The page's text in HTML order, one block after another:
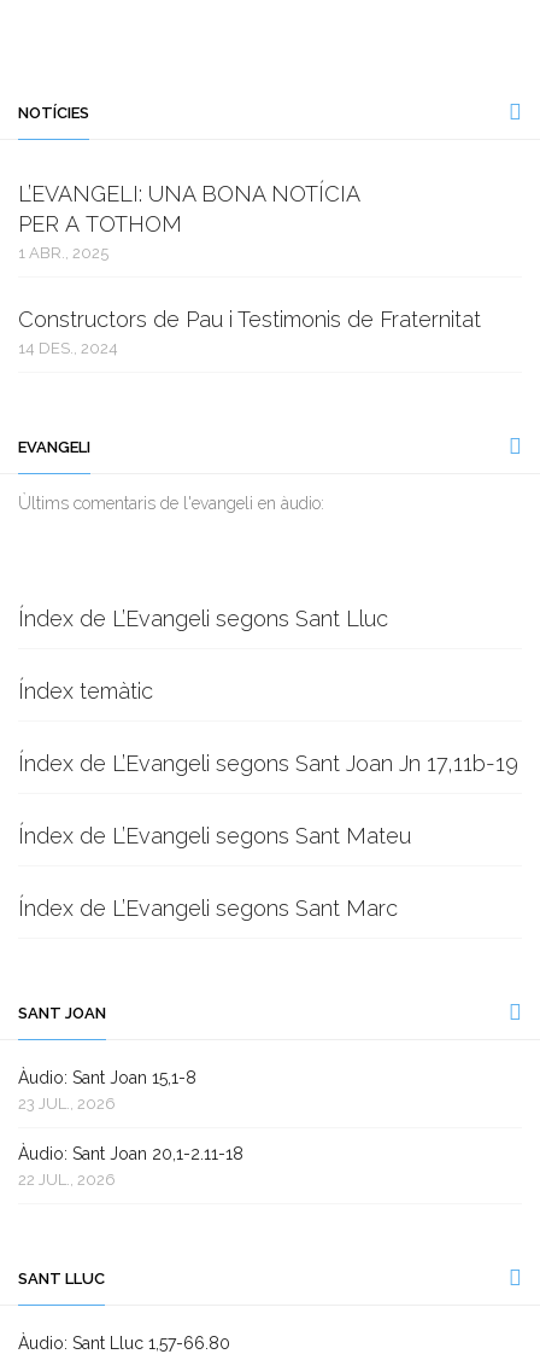
NOTÍCIES
L’EVANGELI: UNA BONA NOTÍCIA
PER A TOTHOM
1 ABR., 2025
Constructors de Pau i Testimonis de Fraternitat
14 DES., 2024
EVANGELI
Ùltims comentaris de l'evangeli en àudio:
Índex de L’Evangeli segons Sant Lluc
Índex temàtic
Índex de L’Evangeli segons Sant Joan Jn 17,11b-19
Índex de L’Evangeli segons Sant Mateu
Índex de L’Evangeli segons Sant Marc
SANT JOAN
Àudio: Sant Joan 15,1-8
23 JUL., 2026
Àudio: Sant Joan 20,1-2.11-18
22 JUL., 2026
SANT LLUC
Àudio: Sant Lluc 1,57-66.80